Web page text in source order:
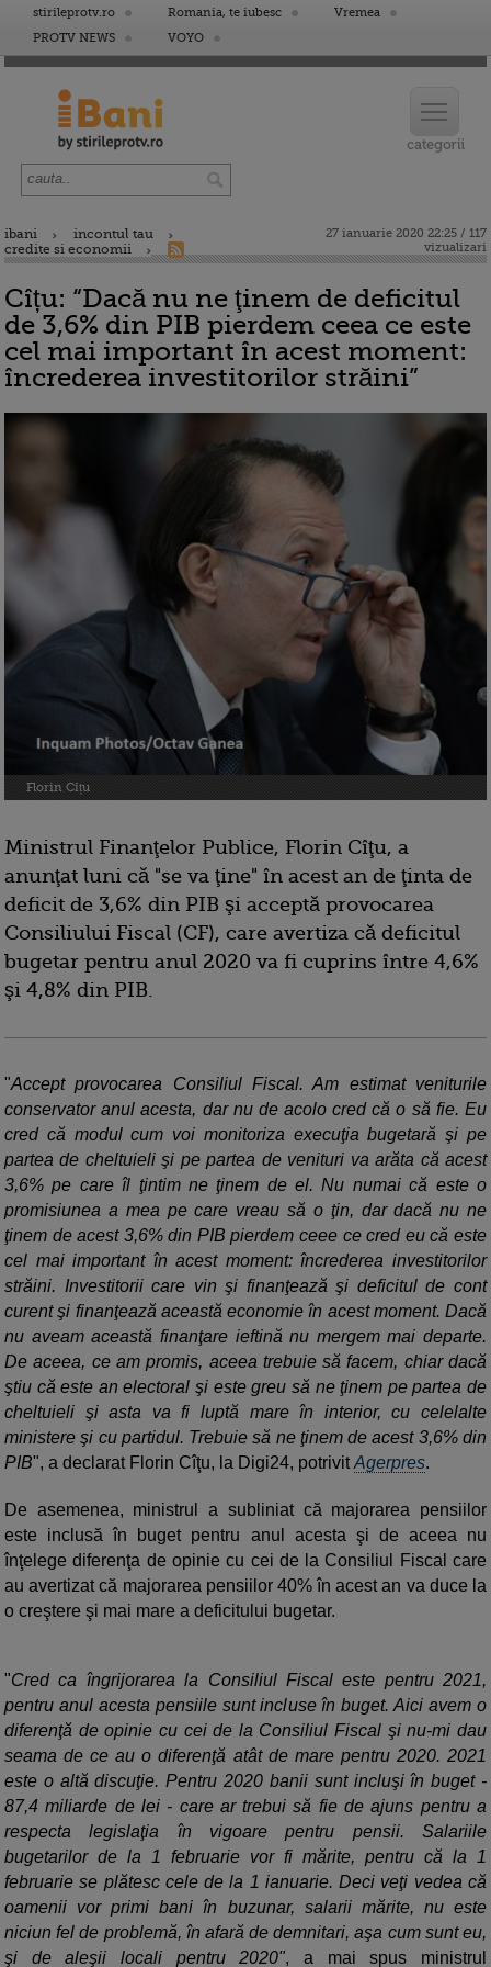
stirileprotv.ro Romania, te iubesc
Vremea
PROTV NEWS
VOYO
ibani
incontul tau
credite si economii
27 ianuarie 2020 22:25 / 117
vizualizari
Cîțu: “Dacă nu ne ţinem de deficitul
de 3,6% din PIB pierdem ceea ce este
cel mai important în acest moment:
încrederea investitorilor străini”
Florin Cîțu
Ministrul Finanţelor Publice, Florin Cîţu, a
anunţat luni că "se va ţine" în acest an de ţinta de
deficit de 3,6% din PIB şi acceptă provocarea
Consiliului Fiscal (CF), care avertiza că deficitul
bugetar pentru anul 2020 va fi cuprins între 4,6%
şi 4,8% din PIB.
"Accept provocarea Consiliul Fiscal. Am estimat veniturile
conservator anul acesta, dar nu de acolo cred că o să fie. Eu
cred că modul cum voi monitoriza execuţia bugetară şi pe
partea de cheltuieli şi pe partea de venituri va arăta că acest
3,6% pe care îl ţintim ne ţinem de el. Nu numai că este o
promisiunea a mea pe care vreau să o ţin, dar dacă nu ne
ţinem de acest 3,6% din PIB pierdem ceee ce cred eu că este
cel mai important în acest moment: încrederea investitorilor
străini. Investitorii care vin şi finanţează şi deficitul de cont
curent şi finanţează această economie în acest moment. Dacă
nu aveam această finanţare ieftină nu mergem mai departe.
De aceea, ce am promis, aceea trebuie să facem, chiar dacă
ştiu că este an electoral şi este greu să ne ţinem pe partea de
cheltuieli şi asta va fi luptă mare în interior, cu celelalte
ministere şi cu partidul. Trebuie să ne ţinem de acest 3,6% din
PIB", a declarat Florin Cîţu, la Digi24, potrivitAgerpres.
De asemenea, ministrul a subliniat că majorarea pensiilor
este inclusă în buget pentru anul acesta şi de aceea nu
înţelege diferenţa de opinie cu cei de la Consiliul Fiscal care
au avertizat că majorarea pensiilor 40% în acest an va duce la
o creştere şi mai mare a deficitului bugetar.
"Cred ca îngrijorarea la Consiliul Fiscal este pentru 2021,
pentru anul acesta pensiile sunt incluse în buget. Aici avem o
diferenţă de opinie cu cei de la Consiliul Fiscal şi nu-mi dau
seama de ce au o diferenţă atât de mare pentru 2020. 2021
este o altă discuţie. Pentru 2020 banii sunt incluşi în buget -
87,4 miliarde de lei - care ar trebui să fie de ajuns pentru a
respecta legislaţia în vigoare pentru pensii. Salariile
bugetarilor de la 1 februarie vor fi mărite, pentru că la 1
februarie se plătesc cele de la 1 ianuarie. Deci veţi vedea că
oamenii vor primi bani în buzunar, salarii mărite, nu este
niciun fel de problemă, în afară de demnitari, aşa cum sunt eu,
şi de aleşii locali pentru 2020", a mai spus ministrul